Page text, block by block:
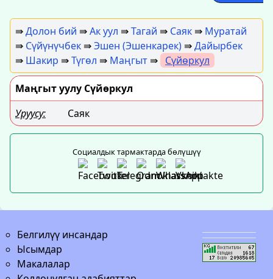
⇛Долон бий ⇛Ак уул ⇛Тагай ⇛ Саяк ⇛ Муратай
⇛ Сүйүнүчбек ⇛Эшен (Эшенкарек) ⇛Дайырбек
⇛ Шакир ⇛Түгөл ⇛ Маңгыт ⇛ Сүйөркул
Маңгыт уулу Сүйөркул
Уруусу:
Саяк
Социалдык тармактарда бөлүшүү
Белгилүү инсандар
Ысымдар
Макалалар